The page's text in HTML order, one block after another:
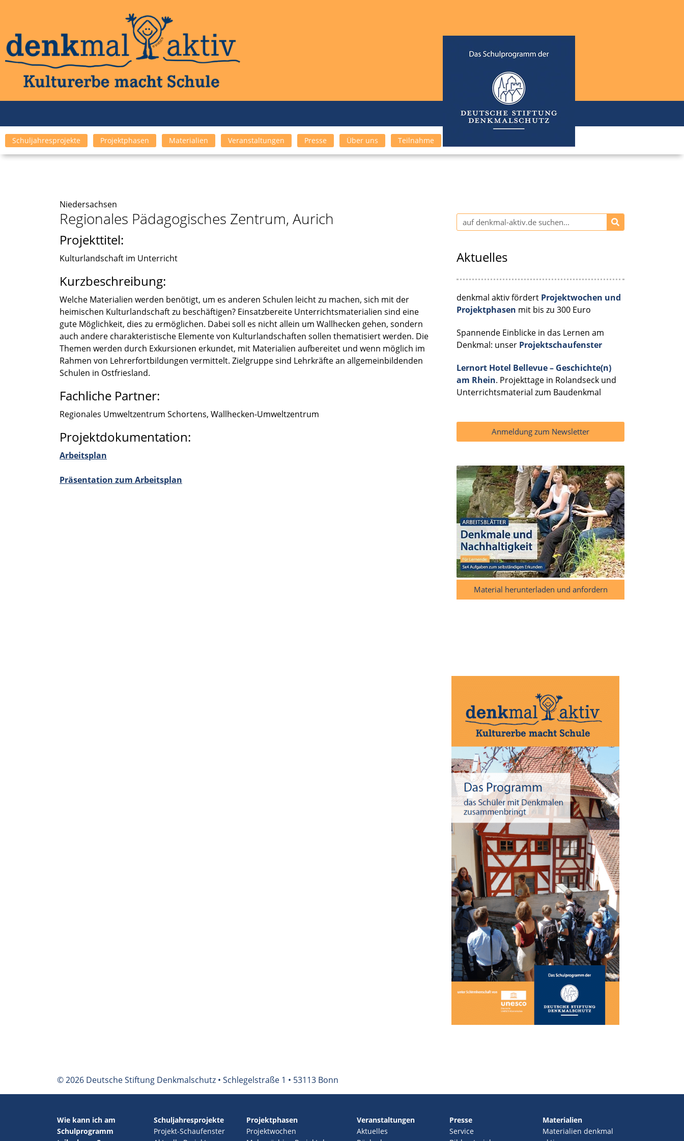
Schuljahresprojekte Projektphasen Materialien Veranstaltungen Presse Über uns Teilnahme
Nieder­sach­sen
Regionales Pädagogisches Zentrum, Aurich
Projekttitel:
Kultur­land­schaft im Unter­richt
Kurzbeschreibung:
Welche Materia­lien werden benötigt, um es anderen Schulen leicht zu machen, sich mit der
heimi­schen Kultur­land­schaft zu beschäf­ti­gen? Einsatz­be­reite Unter­richts­ma­te­ria­lien sind eine
gute Möglich­keit, dies zu ermög­li­chen. Dabei soll es nicht allein um Wallhe­cken gehen, sondern
auch andere charak­te­ris­ti­sche Elemente von Kultur­land­schaf­ten sollen thema­ti­siert werden. Die
Themen werden durch Exkur­sio­nen erkun­det, mit Materia­lien aufbe­rei­tet und wenn möglich im
Rahmen von Lehrer­fort­bil­dun­gen vermit­telt. Zielgruppe sind Lehrkräfte an allge­mein­bil­den­den
Schulen in Ostfries­land.
Fachliche Partner:
Regio­na­les Umwelt­zen­trum Schor­tens, Wallhecken-Umweltzentrum
Projektdokumentation:
Arbeits­plan
Präsen­ta­tion zum Arbeits­plan
Aktuelles
denkmal aktiv fördert Projektwochen und
Projektphasen mit bis zu 300 Euro
Spannende Einblicke in das Lernen am
Denkmal: unser Projektschaufenster
Lernort Hotel Bellevue – Geschichte(n)
am Rhein. Projekttage in Rolandseck und
Unterrichtsmaterial zum Baudenkmal
Anmeldung zum Newsletter
Material herunterladen und anfordern
© 2026 Deutsche Stiftung Denkmalschutz • Schlegelstraße 1 • 53113 Bonn
Wie kann ich am
Schulprogramm
Schuljahresprojekte
Projekt-Schaufenster
Projektphasen
Projektwochen
Veranstaltungen
Aktuelles
Presse
Service
Materialien
Materialien denkmal